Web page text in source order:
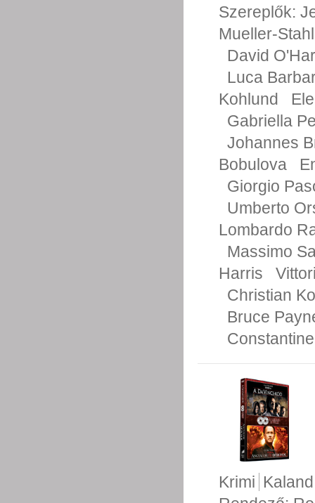
Szereplők:
Mueller-Stahl
David
Luca
Kohlund
Gabriella
Johannes
Bobulova
Giorgio
Umberto
Lombardo
Massimo
Harris
Christian
Bruce
Krimi Kaland